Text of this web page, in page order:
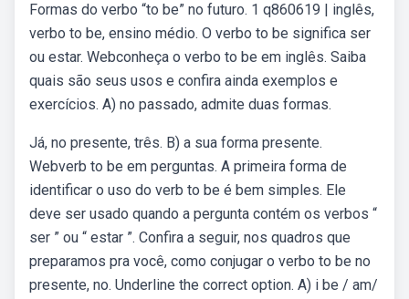
Formas do verbo “to be” no futuro. 1 q860619 | inglês,
verbo to be, ensino médio. O verbo to be significa ser
ou estar. Webconheça o verbo to be em inglês. Saiba
quais são seus usos e confira ainda exemplos e
exercícios. A) no passado, admite duas formas.
Já, no presente, três. B) a sua forma presente.
Webverb to be em perguntas. A primeira forma de
identificar o uso do verb to be é bem simples. Ele
deve ser usado quando a pergunta contém os verbos “
ser ” ou “ estar ”. Confira a seguir, nos quadros que
preparamos pra você, como conjugar o verbo to be no
presente, no. Underline the correct option. A) i be / am/